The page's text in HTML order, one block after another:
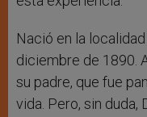
Nació en la
diciembre de 1890.
su padre, que fue
vida. Pero, sin duda,